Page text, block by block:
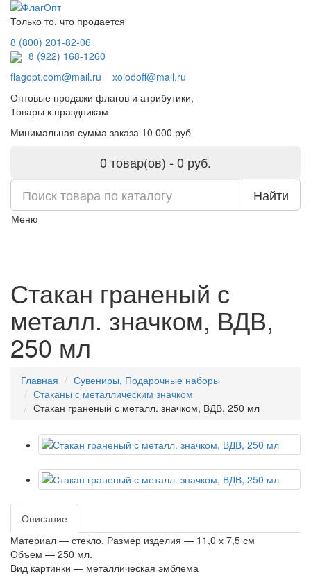
Только то, что продается
8 (800) 201-82-06
8 (922) 168-1260
flagopt.com@mail.ru
xolodoff@mail.ru
Оптовые продажи флагов и атрибутики,
Товары к праздникам
Минимальная сумма заказа 10 000 руб
0 товар(ов) - 0 руб.
Найти
Меню
Стакан граненый с
металл. значком, ВДВ,
250 мл
Главная
Сувениры, Подарочные наборы
Стаканы с металлическим значком
Стакан граненый с металл. значком, ВДВ, 250 мл
Описание
Материал — стекло. Размер изделия — 11,0 х 7,5 см
Объем — 250 мл.
Вид картинки — металлическая эмблема